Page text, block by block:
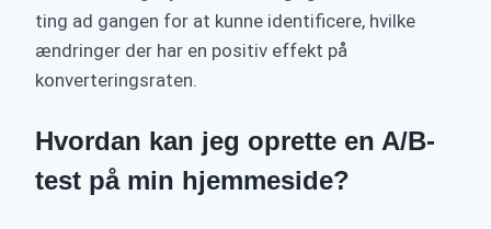
ting ad gangen for at kunne identificere, hvilke
ændringer der har en positiv effekt på
konverteringsraten.
Hvordan kan jeg oprette en A/B-
test på min hjemmeside?